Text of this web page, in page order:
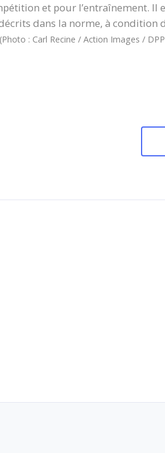
et pour l’entraînement. II
dans la norme, à condition
(Photo : Carl Recine / Action Images /